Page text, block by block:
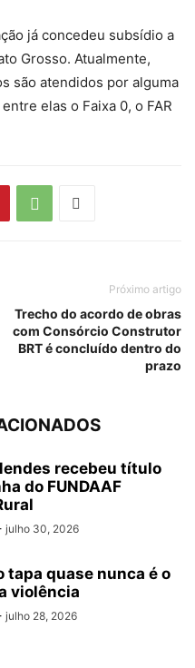
já concedeu subsídio a
Grosso. Atualmente,
são atendidos por alguma
elas o Faixa 0, o FAR
Próximo artigo
Trecho do acordo de obras
com Consórcio Construtor
BRT é concluído dentro do
prazo
recebeu título
do FUNDAAF
julho 30, 2026
tapa quase nunca é o
violência
julho 28, 2026